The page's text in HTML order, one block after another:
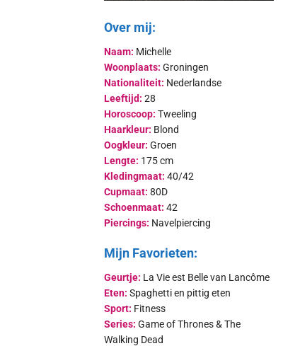
Over mij:
Naam: Michelle
Woonplaats: Groningen
Nationaliteit: Nederlandse
Leeftijd: 28
Horoscoop: Tweeling
Haarkleur: Blond
Oogkleur: Groen
Lengte: 175 cm
Kledingmaat: 40/42
Cupmaat: 80D
Schoenmaat: 42
Piercings: Navelpiercing
Mijn Favorieten:
Geurtje: La Vie est Belle van Lancôme
Eten: Spaghetti en pittig eten
Sport: Fitness
Series: Game of Thrones & The
Walking Dead